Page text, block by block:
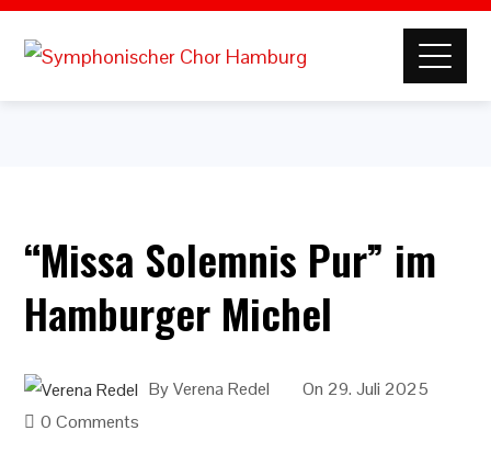
“Missa Solemnis Pur” im
Hamburger Michel
ByVerena Redel On 29. Juli 2025
0 Comments